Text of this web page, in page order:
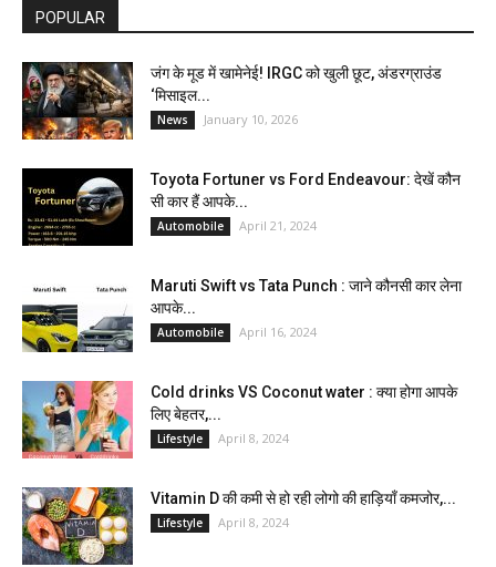
POPULAR
जंग के मूड में खामेनेई! IRGC को खुली छूट, अंडरग्राउंड
‘मिसाइल...
News January 10, 2026
Toyota Fortuner vs Ford Endeavour: देखें कौन
सी कार हैं आपके...
Automobile April 21, 2024
Maruti Swift vs Tata Punch : जाने कौनसी कार लेना
आपके...
Automobile April 16, 2024
Cold drinks VS Coconut water : क्या होगा आपके
लिए बेहतर,...
Lifestyle April 8, 2024
Vitamin D की कमी से हो रही लोगो की हाड़ियाँ कमजोर,...
Lifestyle April 8, 2024